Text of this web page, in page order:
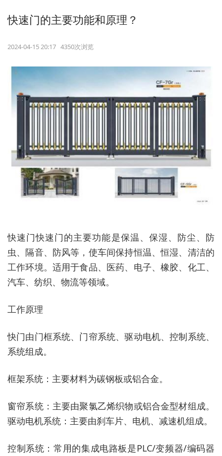
快速门的主要功能和原理？
2024-04-15 20:17 4350次浏览
快速门快速门的主要功能是保温、保湿、防尘、防
虫、隔音、防风等，使车间保持恒温、恒湿、清洁的
工作环境。适用于食品、医药、电子、橡胶、化工、
汽车、纺织、物流等领域。
工作原理
快门由门框系统、门帘系统、驱动电机、控制系统、
系统组成。
框架系统：主要材料为碳钢板或铝合金。
窗帘系统：主要由聚氯乙烯织物或铝合金型材组成。
驱动电机系统：主要由刹车片、电机、减速机组成。
控制系统：常用的集成电路板是PLC/变频器/编码器